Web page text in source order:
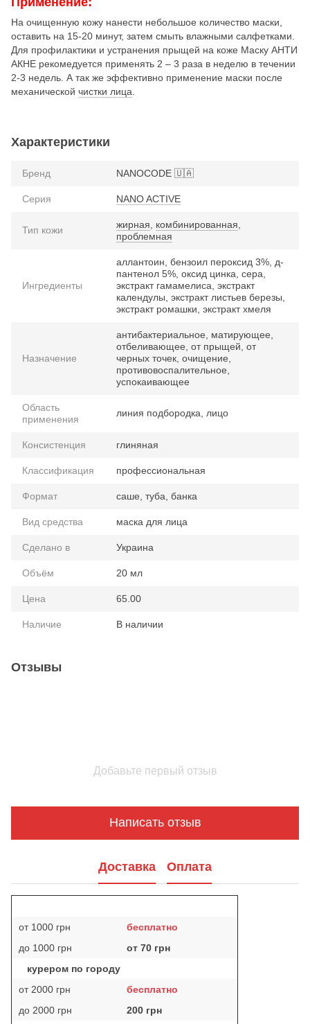
На очищенную кожу нанести небольшое количество маски,
оставить на 15-20 минут, затем смыть влажными салфетками.
Для профилактики и устранения прыщей на коже Маску АНТИ
АКНЕ рекомедуется применять 2 – 3 раза в неделю в течении
2-3 недель. А так же эффективно применение маски после
механической чистки лица
Характеристики
Бренд NANOCODE 🇺🇦
Серия NANO ACTIVE
Тип кожи жирная комбинированная
проблемная
Ингредиенты
аллантоин, бензоил пероксид 3%, д-
пантенол 5%, оксид цинка, сера,
экстракт гамамелиса, экстракт
календулы, экстракт листьев березы,
экстракт ромашки, экстракт хмеля
Назначение
антибактериальное, матирующее,
отбеливающее, от прыщей, от
черных точек, очищение,
противовоспалительное,
успокаивающее
Область
применения
линия подбородка, лицо
Консистенция глиняная
Классификация профессиональная
Формат саше, туба, банка
Вид средства маска для лица
Сделано в Украина
Объём 20 мл
Цена 65.00
Наличие В наличии
Отзывы
Добавьте первый отзыв
Написать отзыв
Доставка Оплата
от 1000 грн
бесплатно
до 1000 грн
от 70 грн
курером по городу
от 2000 грн
бесплатно
до 2000 грн
200 грн